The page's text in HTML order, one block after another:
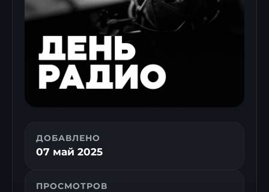
ДОБАВЛЕНО
07 май 2025
ПРОСМОТРОВ